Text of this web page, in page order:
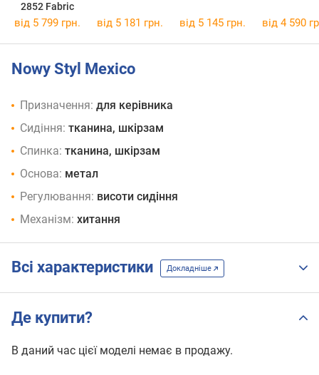
2852 Fabric
від 5 799 грн. від 5 181 грн. від 5 145 грн. від 4 590
Nowy Styl Mexico
Призначення: для керівника
Сидіння: тканина, шкірзам
Спинка: тканина, шкірзам
Основа: метал
Регулювання: висоти сидіння
Механізм: хитання
Всі характеристики Докладніше
Де купити?
В даний час цієї моделі немає в продажу.